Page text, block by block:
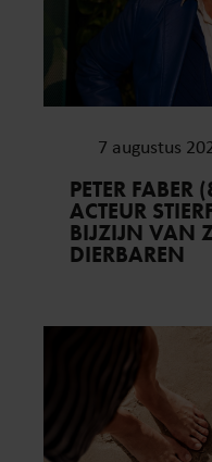
7 augustus
PETER FABER
ACTEUR
BIJZIJN VAN
DIERBAREN